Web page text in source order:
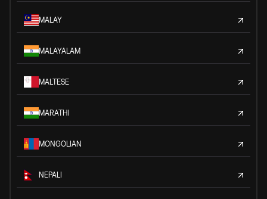
MALAY
MALAYALAM
MALTESE
MARATHI
MONGOLIAN
NEPALI